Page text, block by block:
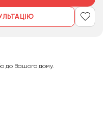
до Вашого дому.